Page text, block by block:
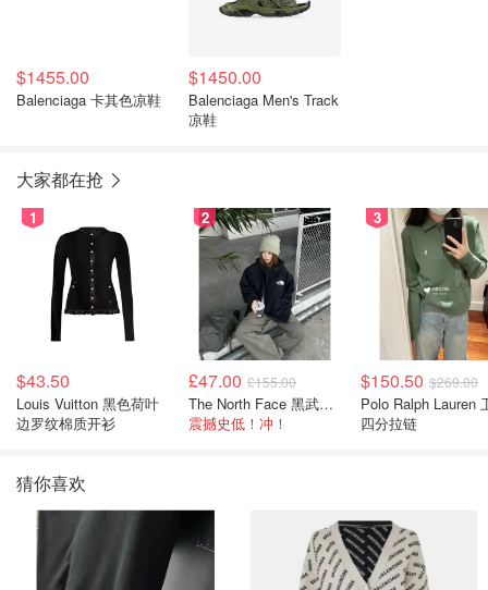
$1455.00
Balenciaga 卡其色凉鞋
$1450.00
Balenciaga Men's Track
凉鞋
大家都在抢
1
$43.50
Louis Vuitton 黑色荷叶
边罗纹棉质开衫
2
£47.00 £155.00
The North Face 黑武士冲锋衣
震撼史低！冲！
3
$150.50 $269.00
Polo Ralph Lauren 卫衣
四分拉链
猜你喜欢